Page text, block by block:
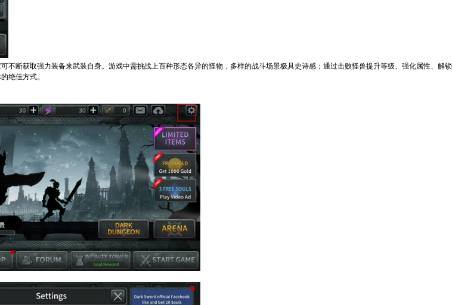
断获取强力装备来武装自身。游戏中需挑战上百种形态各异的怪物，多样的战斗场景极具史诗感；通过击败怪兽提升等级、强化属性、解锁
绝佳方式。